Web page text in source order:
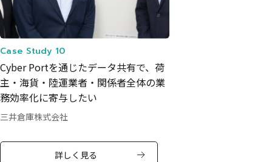
Case Study 10
Cyber Portを通じたデータ共有で、荷
主・海貨・陸運業者・関係者全体の業
務効率化に寄与したい
三井倉庫株式会社
詳しく見る